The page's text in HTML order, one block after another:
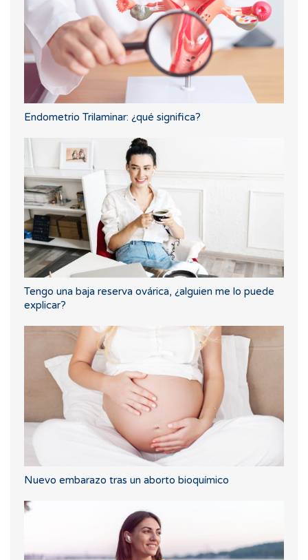
Endometrio Trilaminar: ¿qué significa?
Tengo una baja reserva ovárica, ¿alguien me lo puede
explicar?
Nuevo embarazo tras un aborto bioquímico